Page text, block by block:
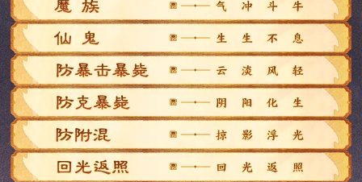
男鬼
回天之力·珍藏：
连续未回血2回合后，下次回血无
需法力消耗；
回天之力·无价：
被三尸法术治疗过后的友方，2回
合内受到气血法力的恢复效果提
升10%，每100点根骨加点提升1%
效果，每增加1点根骨即有提升。
无价效果提高自身封混睡忘抗性
上限6%。
【朱砂】：采忘川彼岸之色，艳若桃李，回眸处杀机深藏。
铭心刻骨·把玩：
增加自身10%加强魅惑属性;
龙族
翻江倒海·把玩：
增加加强破甲、加强震击和加强
横扫8%;
翻江倒海·珍藏：
龙法致死敌方单位后，将对当前
一个气血值最低的其他敌方单位
追击，造成伤害仅为正常伤害的
50%。最多连续追击2个单位;
翻江倒海·无价：
增加目标最大气血与自身差值
10%的龙法伤害，最高不超过力
量加点*160。
【燃灯】：引古佛座前青焰，心火长明，照破世间痴迷。
男人
洞若观火·把玩：
增加自身7%的加强混乱属性;
洞若观火·珍藏：
混乱法术命中人物单位后，若下
回合未能脱控，则他身前召唤兽
会被混乱;
洞若观火·无价：
每200点根骨增加自身1%忽视混
乱属性，每增加1点根骨即有提
升。
[白骨】:采幽冥黄泉寒水，化骨为毒，触之则断肠销魂。
【战魂】：铸上古蚩尤残魂，战意滔天，气吞万里如虎。
男魔
气冲斗牛·把玩：
增加自身15%的加强加速属性;
气冲斗牛·珍藏：
处于自身施加的加速状态的友
方，每回合开始时所有伤害增强
5%;
气冲斗牛·无价：
处于自身施加的加速状态的友
方，每回合开始时所有伤害增强
【太皓】：吸东来紫气鸿蒙，白虹贯日，力势层层递进。
仙，鬼
生生不息·把玩：
增加自身10%的强仙法鬼火属性;
生生不息·珍藏：
每次出手根据命中的单位敏序，
依次提升仙法鬼火忽视属性，每
个单位依次提升4%，最多提升
【释厄】：悟菩提无树之境，洗尽尘寰，万般劫难化轻烟。
【获取副本】：魔王窟-混天大牢
云淡风轻·把玩：
提升自身2.5%封混睡忘抗性上限;
【容止】：演先天河洛之数，阴阳交汇，五行轮转定风云。